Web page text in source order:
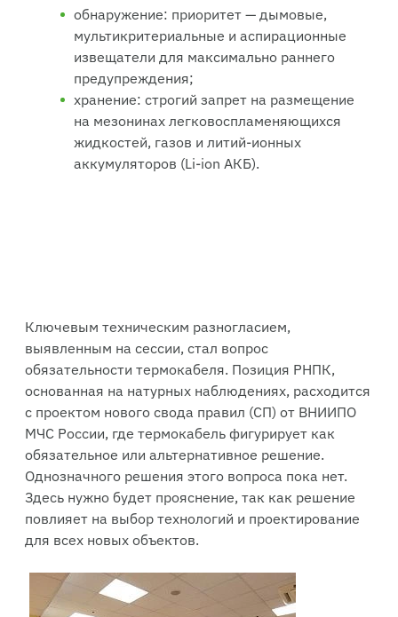
обнаружение: приоритет — дымовые,
мультикритериальные и аспирационные
извещатели для максимально раннего
предупреждения;
хранение: строгий запрет на размещение
на мезонинах легковоспламеняющихся
жидкостей, газов и литий-ионных
аккумуляторов (Li-ion АКБ).
Ключевым техническим разногласием,
выявленным на сессии, стал вопрос
обязательности термокабеля. Позиция РНПК,
основанная на натурных наблюдениях, расходится
с проектом нового свода правил (СП) от ВНИИПО
МЧС России, где термокабель фигурирует как
обязательное или альтернативное решение.
Однозначного решения этого вопроса пока нет.
Здесь нужно будет прояснение, так как решение
повлияет на выбор технологий и проектирование
для всех новых объектов.